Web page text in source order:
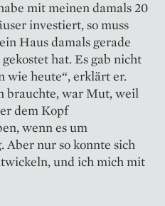
mit meinen damals 20
investiert, so muss
Haus damals gerade
hat. Es gab nicht
wie heute“, erklärt er.
brauchte, war Mut, weil
dem Kopf
wenn es um
Aber nur so konnte sich
und ich mich mit